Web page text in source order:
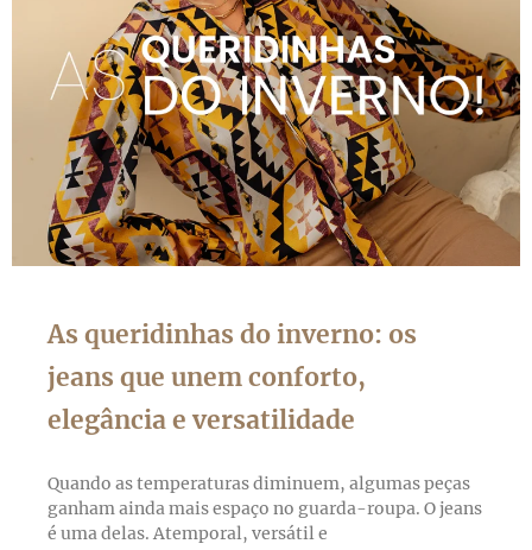
As queridinhas do inverno: os
jeans que unem conforto,
elegância e versatilidade
Quando as temperaturas diminuem, algumas peças
ganham ainda mais espaço no guarda-roupa. O jeans
é uma delas. Atemporal, versátil e